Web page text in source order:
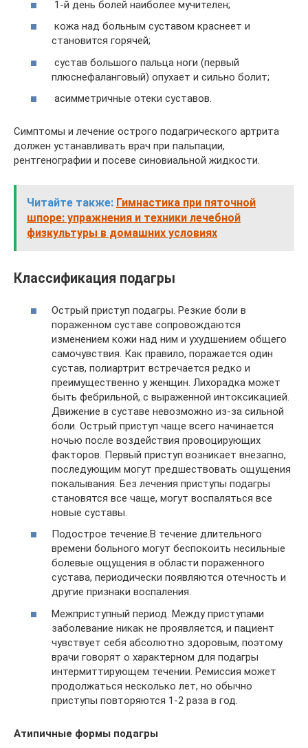
1-й день болей наиболее мучителен;
кожа над больным суставом краснеет и
становится горячей;
сустав большого пальца ноги (первый
плюснефаланговый) опухает и сильно болит;
асимметричные отеки суставов.
Симптомы и лечение острого подагрического артрита
должен устанавливать врач при пальпации,
рентгенографии и посеве синовиальной жидкости.
Читайте также: Гимнастика при пяточной
шпоре: упражнения и техники лечебной
физкультуры в домашних условиях
Классификация подагры
Острый приступ подагры. Резкие боли в
пораженном суставе сопровождаются
изменением кожи над ним и ухудшением общего
самочувствия. Как правило, поражается один
сустав, полиартрит встречается редко и
преимущественно у женщин. Лихорадка может
быть фебрильной, с выраженной интоксикацией.
Движение в суставе невозможно из-за сильной
боли. Острый приступ чаще всего начинается
ночью после воздействия провоцирующих
факторов. Первый приступ возникает внезапно,
последующим могут предшествовать ощущения
покалывания. Без лечения приступы подагры
становятся все чаще, могут воспаляться все
новые суставы.
Подострое течение.В течение длительного
времени больного могут беспокоить несильные
болевые ощущения в области пораженного
сустава, периодически появляются отечность и
другие признаки воспаления.
Межприступный период. Между приступами
заболевание никак не проявляется, и пациент
чувствует себя абсолютно здоровым, поэтому
врачи говорят о характерном для подагры
интермиттирующем течении. Ремиссия может
продолжаться несколько лет, но обычно
приступы повторяются 1-2 раза в год.
Атипичные формы подагры